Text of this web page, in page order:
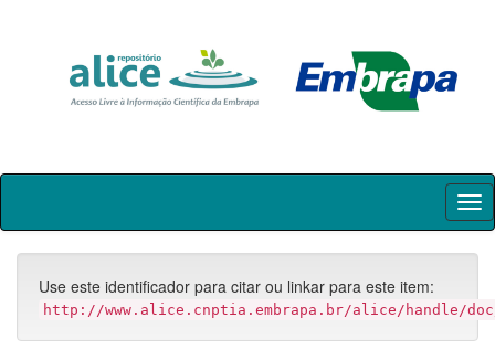
Skip
Use este identificador para citar ou linkar para este item:
http://www.alice.cnptia.embrapa.br/alice/handle/